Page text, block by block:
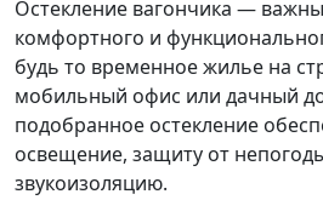
Остекление вагончика ―
комфортного и
будь то временное жилье на
мобильный офис или дачный
подобранное остекление
освещение, защиту от
звукоизоляцию.